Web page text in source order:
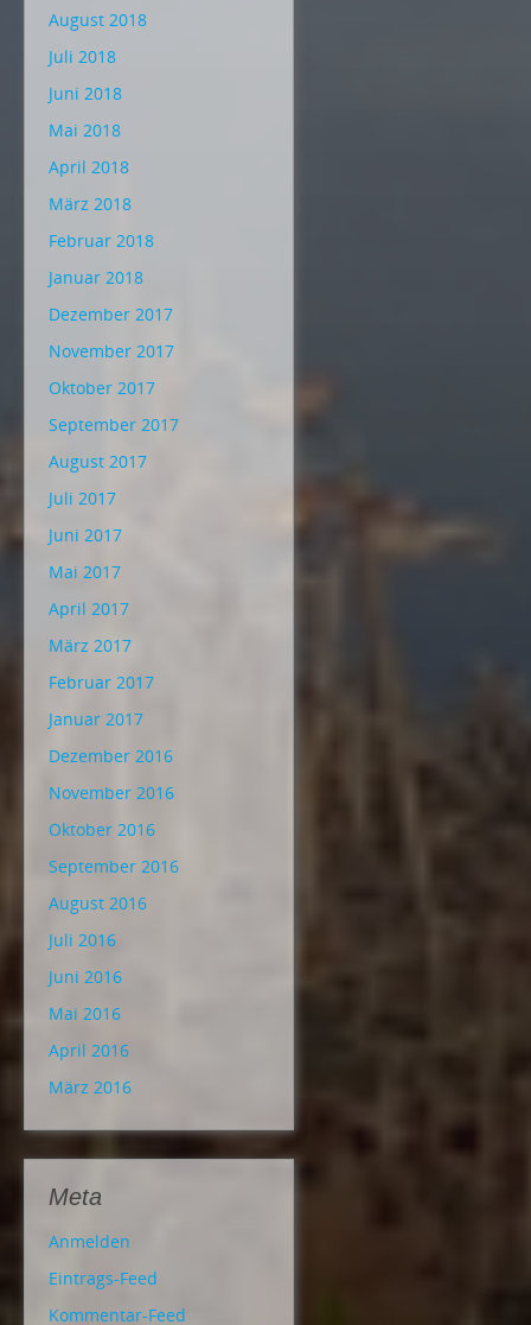
August 2018
Juli 2018
Juni 2018
Mai 2018
April 2018
März 2018
Februar 2018
Januar 2018
Dezember 2017
November 2017
Oktober 2017
September 2017
August 2017
Juli 2017
Juni 2017
Mai 2017
April 2017
März 2017
Februar 2017
Januar 2017
Dezember 2016
November 2016
Oktober 2016
September 2016
August 2016
Juli 2016
Juni 2016
Mai 2016
April 2016
März 2016
Meta
Anmelden
Eintrags-Feed
Kommentar-Feed